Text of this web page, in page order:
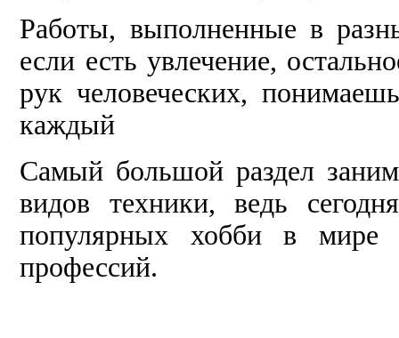
Работы, выполненные в
если есть увлечение,
рук человеческих,
каждый
Самый большой раздел
видов техники, ведь
популярных хобби в мире
профессий.